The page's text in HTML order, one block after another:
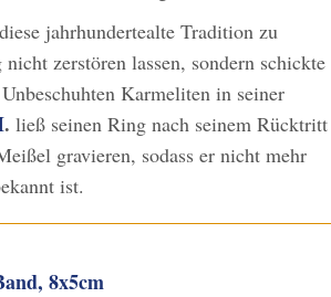
jahrhundertealte Tradition zu
zerstören lassen, sondern schickte
Karmeliten in seiner
. ließ seinen Ring nach seinem Rücktritt
gravieren, sodass er nicht mehr
ist.
8x5cm